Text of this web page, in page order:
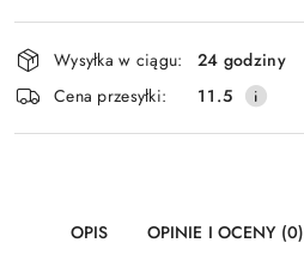
Wyślij
Dostępność
i
dostawa
Wysyłka w ciągu:
24 godziny
Cena przesyłki:
11.5
OPIS OPINIE I OCENY (0)